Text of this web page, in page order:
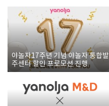
야놀자17주년 기념 야놀자 통합발
주센터 할인 프로모션 진행